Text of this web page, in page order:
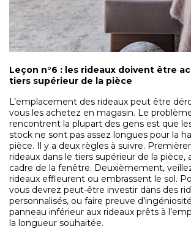
Leçon n°6 : les rideaux doivent être
tiers supérieur de la pièce
L’emplacement des rideaux peut être
vous les achetez en magasin. Le
rencontrent la plupart des gens est que
stock ne sont pas assez longues pour la
pièce. Il y a deux règles à suivre.
rideaux dans le tiers supérieur de la pièce,
cadre de la fenêtre. Deuxièmement,
rideaux effleurent ou embrassent le sol.
vous devrez peut-être investir dans des
personnalisés, ou faire preuve
panneau inférieur aux rideaux prêts à
la longueur souhaitée.